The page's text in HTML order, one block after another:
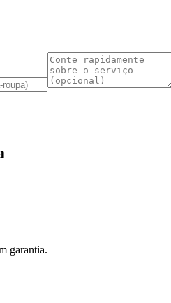
garantia.